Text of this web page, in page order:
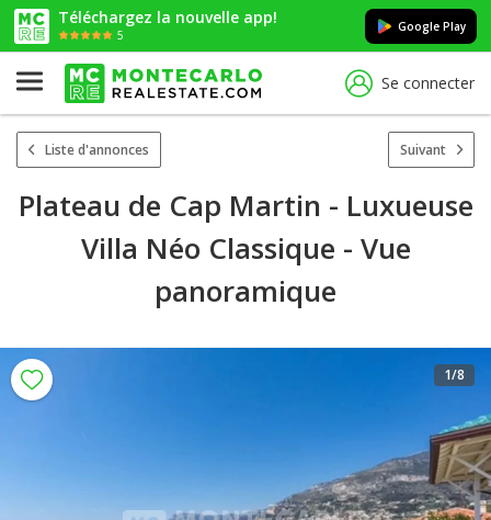
Téléchargez la nouvelle app!
5
Google Play
Se connecter
Liste d'annonces Suivant
Plateau de Cap Martin - Luxueuse
Villa Néo Classique - Vue
panoramique
1/8